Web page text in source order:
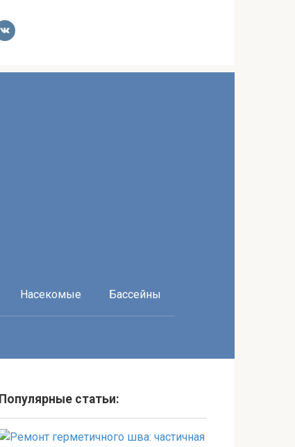
Насекомые Бассейны
Популярные статьи: